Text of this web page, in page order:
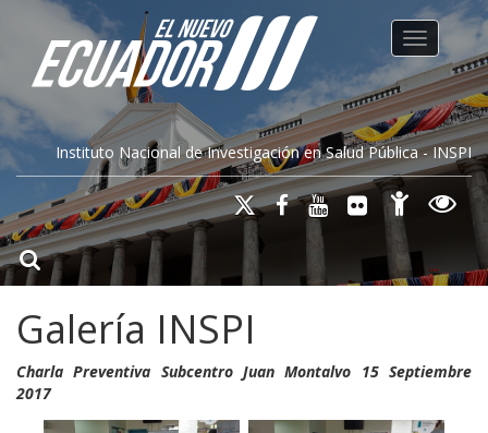
Instituto Nacional de Investigación en Salud Pública - INSPI
Toggle
Galería INSPI
Charla Preventiva Subcentro Juan Montalvo 15 Septiembre
2017